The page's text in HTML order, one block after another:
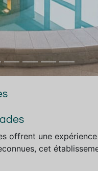
offrent une
cet